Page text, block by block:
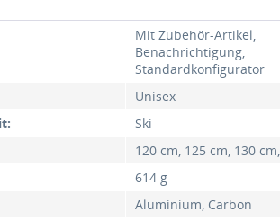
Mit Zubehör-Artikel,
Benachrichtigung,
Standardkonfigurator
Unisex
Ski
120 cm, 125 cm, 130
614 g
Aluminium, Carbon